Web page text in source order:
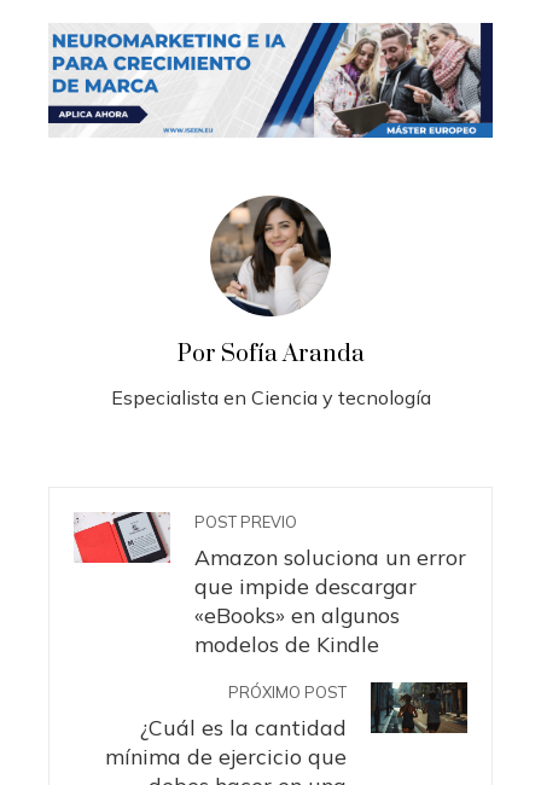
Por Sofía Aranda
Especialista en Ciencia y tecnología
POST PREVIO
Amazon soluciona un error
que impide descargar
«eBooks» en algunos
modelos de Kindle
PRÓXIMO POST
¿Cuál es la cantidad
mínima de ejercicio que